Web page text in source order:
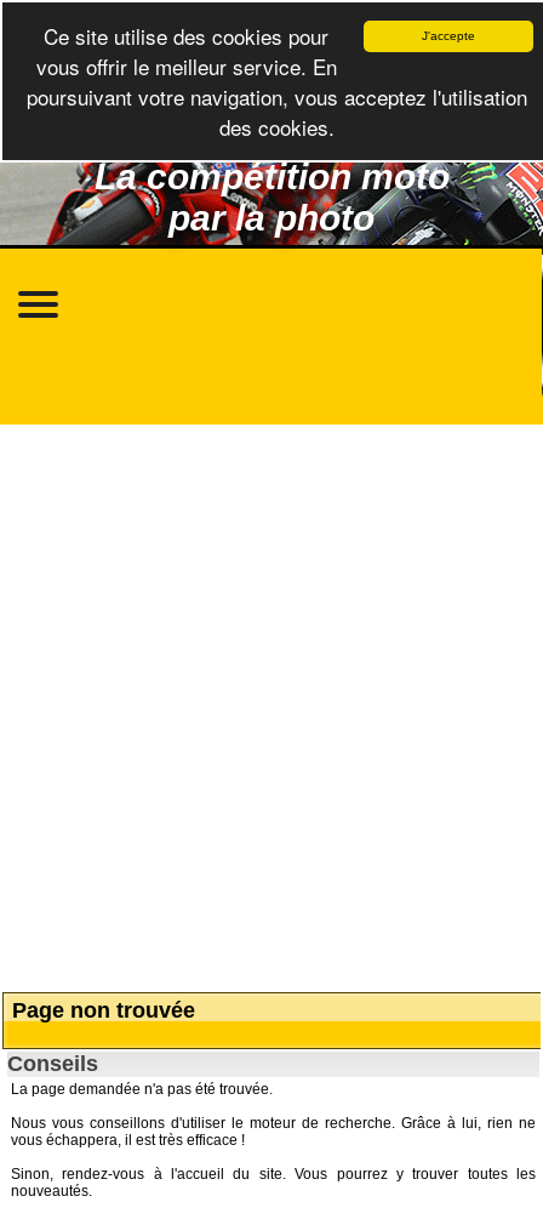
La compétition moto
par la photo
Page non trouvée
Conseils
La page demandée n'a pas été trouvée.
Nous vous conseillons d'utiliser le moteur de recherche. Grâce à lui, rien ne
vous échappera, il est très efficace !
Sinon, rendez-vous à
l'accueil
du site. Vous pourrez y trouver toutes les
nouveautés.
J'accepte
Ce site utilise des cookies pour
vous offrir le meilleur service. En
poursuivant votre navigation, vous acceptez l'utilisation
des cookies.